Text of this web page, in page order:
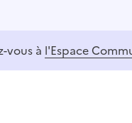
vous à l'Espace